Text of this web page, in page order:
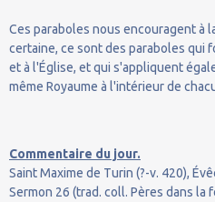
Ces paraboles nous encouragent à
certaine, ce sont des paraboles qui
et à l'Église, et qui s'appliquent
même Royaume à l'intérieur de
Commentaire du jour.
Saint Maxime de Turin (?-v. 420),
Sermon 26 (trad. coll. Pères dans la